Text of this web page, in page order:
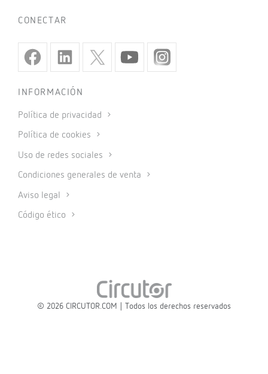
CONECTAR
INFORMACIÓN
Política de privacidad
Política de cookies
Uso de redes sociales
Condiciones generales de venta
Aviso legal
Código ético
© 2026 CIRCUTOR.COM | Todos los derechos reservados